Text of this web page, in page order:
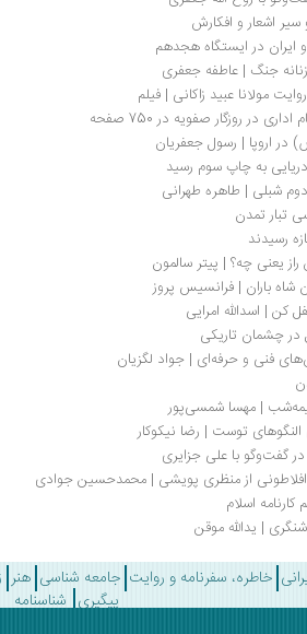
سیر اشعار و افکارش
ایران در ایستگاه هجدهم
مولانا عبید زاکانی | فیلم
در روزگار صفویه در 750 صفحه
اروپ‍ا | رسول جعفریان
به چاپ سوم رسید
شبلی | طاهره طهرانی
تبار تمدن
یعنی چه؟ | پیتر سالمون
باران | فرانسیس پروز
کن | اسدالله امرایی
فنی و حرفه‌ای | جواد لگزیان
نیمه‌شب | مهسا شمسی‌پور
توست | رضا نیکوکار
گفت‌وگو با علی جزایری
افلاطونی از منظری پویشی | محمدحسین جوادی
اسلام
| یدالله موقن
خاطره، سفرنامه و روایت جامعه شناسی هنر
پیگیری شناسنامه